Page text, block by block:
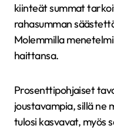
kiinteät summat
rahasumman
Molemmilla
haittansa.
Prosenttipohjaiset
joustavampia, sillä ne
tulosi kasvavat, myös